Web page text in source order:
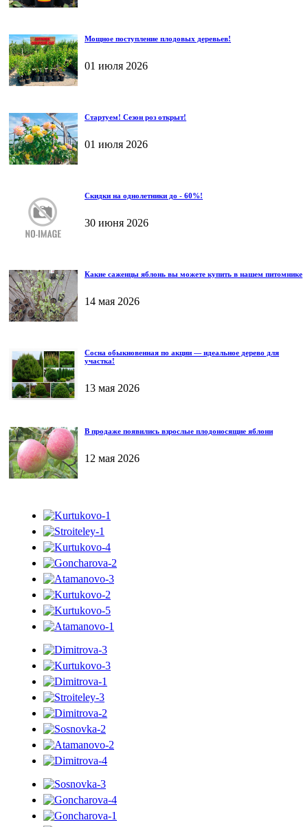
Мощное поступление плодовых деревьев!
01 июля 2026
Стартуем! Сезон роз открыт!
01 июля 2026
Скидки на однолетники до - 60%!
30 июня 2026
Какие саженцы яблонь вы можете купить в нашем питомнике
14 мая 2026
Сосна обыкновенная по акции — идеальное дерево для
участка!
13 мая 2026
В продаже появились взрослые плодоносящие яблони
12 мая 2026